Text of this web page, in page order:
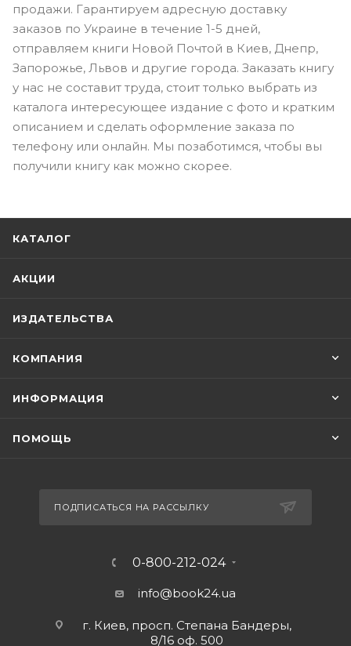
продажи. Гарантируем адресную доставку
заказов по Украине в течение 1-5 дней,
отправляем книги Новой Почтой в Киев, Днепр,
Запорожье, Львов и другие города. Заказать книгу
у нас не составит труда, стоит только выбрать из
каталога интересующее издание с фото и кратким
описанием и сделать оформление заказа по
телефону или онлайн. Мы позаботимся, чтобы вы
получили книгу как можно скорее.
КАТАЛОГ
АКЦИИ
ИЗДАТЕЛЬСТВА
КОМПАНИЯ
ИНФОРМАЦИЯ
ПОМОЩЬ
ПОДПИСАТЬСЯ НА РАССЫЛКУ
0-800-212-024
info@book24.ua
г. Киев, просп. Степана Бандеры,
8/16 оф. 500